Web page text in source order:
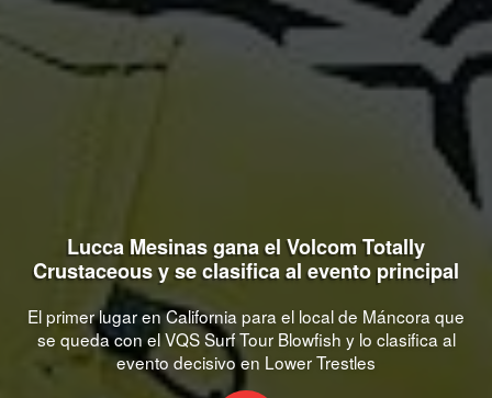
Lucca Mesinas gana el Volcom Totally
Crustaceous y se clasifica al evento principal
El primer lugar en California para el local de Máncora que
se queda con el VQS Surf Tour Blowfish y lo clasifica al
evento decisivo en Lower Trestles